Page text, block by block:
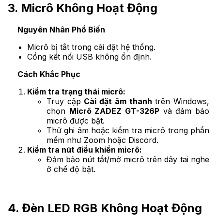
3. Micrô Không Hoạt Động
Nguyên Nhân Phổ Biến
Micrô bị tắt trong cài đặt hệ thống.
Cổng kết nối USB không ổn định.
Cách Khắc Phục
Kiểm tra trạng thái micrô:
Truy cập Cài đặt âm thanh trên Windows,
chọn Micrô ZADEZ GT-326P và đảm bảo
micrô được bật.
Thử ghi âm hoặc kiểm tra micrô trong phần
mềm như Zoom hoặc Discord.
Kiểm tra nút điều khiển micrô:
Đảm bảo nút tắt/mở micrô trên dây tai nghe
ở chế độ bật.
4. Đèn LED RGB Không Hoạt Động